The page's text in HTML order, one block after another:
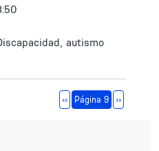
autismo
Página anterior
‹‹ Página 9 Siguiente
››